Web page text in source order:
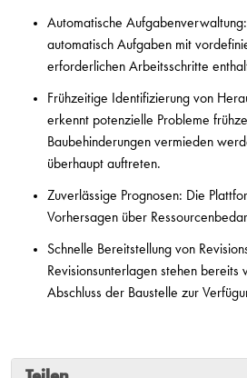
Automatische
automatisch Aufgaben mit
erforderlichen Arbeitsschritte
Frühzeitige Identifizierung von
erkennt potenzielle Probleme
Baubehinderungen vermieden
überhaupt auftreten.
Zuverlässige Prognosen: Die
Vorhersagen über
Schnelle Bereitstellung von
Revisionsunterlagen stehen bereits
Abschluss der Baustelle zur